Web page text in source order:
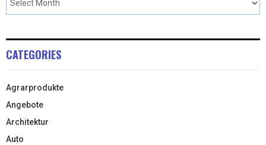
CATEGORIES
Agrarprodukte
Angebote
Architektur
Auto